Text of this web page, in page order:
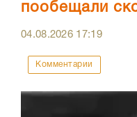
пообещали
04.08.2026 17:19
Комментарии